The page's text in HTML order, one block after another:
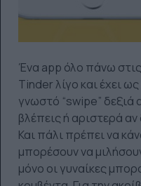
Ένα app όλο πάνω
Tinder λίγο και έχει
γνωστό “swipe” δεξιά
βλέπεις ή αριστερά
Και πάλι πρέπει να
μπορέσουν να
μόνο οι γυναίκες